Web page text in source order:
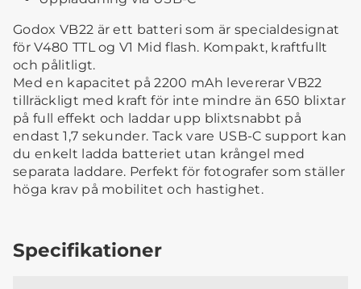
Godox VB22 är ett batteri som är specialdesignat
för V480 TTL og V1 Mid flash. Kompakt, kraftfullt
och pålitligt.
Med en kapacitet på 2200 mAh levererar VB22
tillräckligt med kraft för inte mindre än 650 blixtar
på full effekt och laddar upp blixtsnabbt på
endast 1,7 sekunder. Tack vare USB-C support kan
du enkelt ladda batteriet utan krångel med
separata laddare. Perfekt för fotografer som ställer
höga krav på mobilitet och hastighet.
Specifikationer